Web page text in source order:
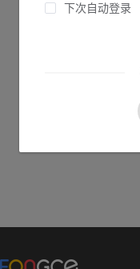
下次自动登录